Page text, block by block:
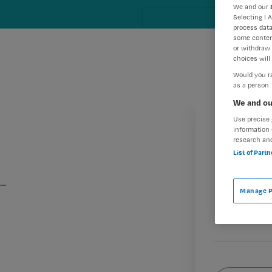
Wat
…
We and our
Selecting I
process
some
or withdraw
choices will
Would you
as a person
We and
Use
information
research
List of
Manage